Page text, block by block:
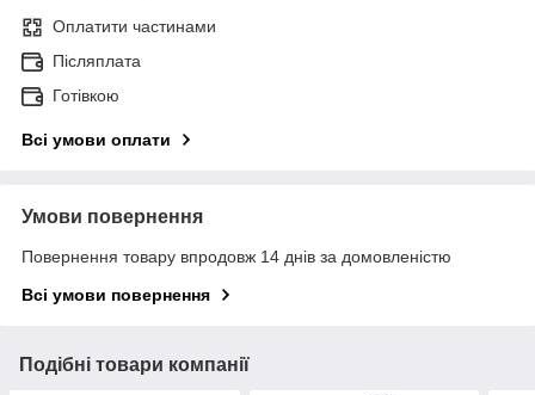
Оплатити частинами
Післяплата
Готівкою
Всі умови оплати
Умови повернення
Повернення товару впродовж 14 днів за домовленістю
Всі умови повернення
Подібні товари компанії